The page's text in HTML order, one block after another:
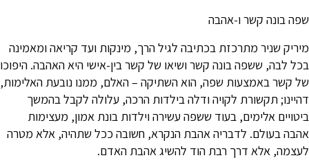
שפה בונה קשר ו-אהבה
מיריק שניר מתרכזת בכתיבה לגיל הרך, מינקות ועד קריאה ומאמינה
בכל לבה, ששפה בונה קשר ושיאו של קשר בין-אישי היא האהבה. היפוכו
של קשר באמצעות שפה, הוא השתיקה – האלם, ממנו נובעת האלימות,
דהיינו; תקשורת לקויה ודלה בילדות הרכה, עלולה לקבל בהמשך
ביטויים אלימים, בעוד ששפה עשירה וילדות בונת אמון, מעצימות
אהבה בעולם. לדבריה אהבת הנקרא, חשובה ככל שתהיה, אלא מטרה
לעצמה, אלא דרך רבת הוד להשיג אהבת האדם.